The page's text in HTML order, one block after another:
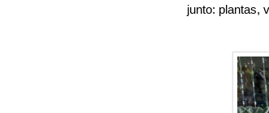
junto: plantas,